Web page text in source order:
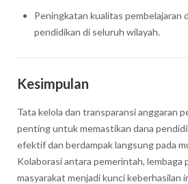
Peningkatan kualitas pembelajaran
pendidikan di seluruh wilayah.
Kesimpulan
Tata kelola dan transparansi anggaran
penting untuk memastikan dana
efektif dan berdampak langsung pada
Kolaborasi antara pemerintah, lembaga
masyarakat menjadi kunci keberhasilan